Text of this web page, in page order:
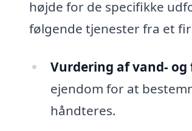
højde for de specifikke
følgende tjenester fra et
Vurdering af vand-
ejendom for at
håndteres.